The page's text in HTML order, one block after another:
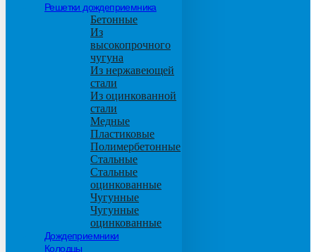
Решетки дождеприемника
Бетонные
Из
высокопрочного
чугуна
Из нержавеющей
стали
Из оцинкованной
стали
Медные
Пластиковые
Полимербетонные
Стальные
Стальные
оцинкованные
Чугунные
Чугунные
оцинкованные
Дождеприемники
Колодцы